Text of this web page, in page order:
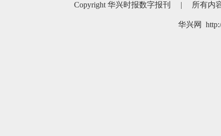
Copyright 华兴时报数字报刊 | 所有内
华兴网